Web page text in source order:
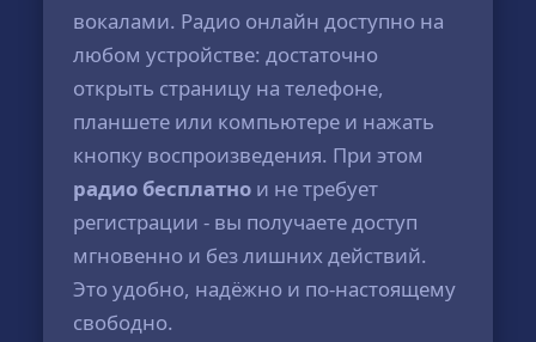
вокалами. Радио онлайн доступно на
любом устройстве: достаточно
открыть страницу на телефоне,
планшете или компьютере и нажать
кнопку воспроизведения. При этом
радио бесплатно и не требует
регистрации - вы получаете доступ
мгновенно и без лишних действий.
Это удобно, надёжно и по-настоящему
свободно.